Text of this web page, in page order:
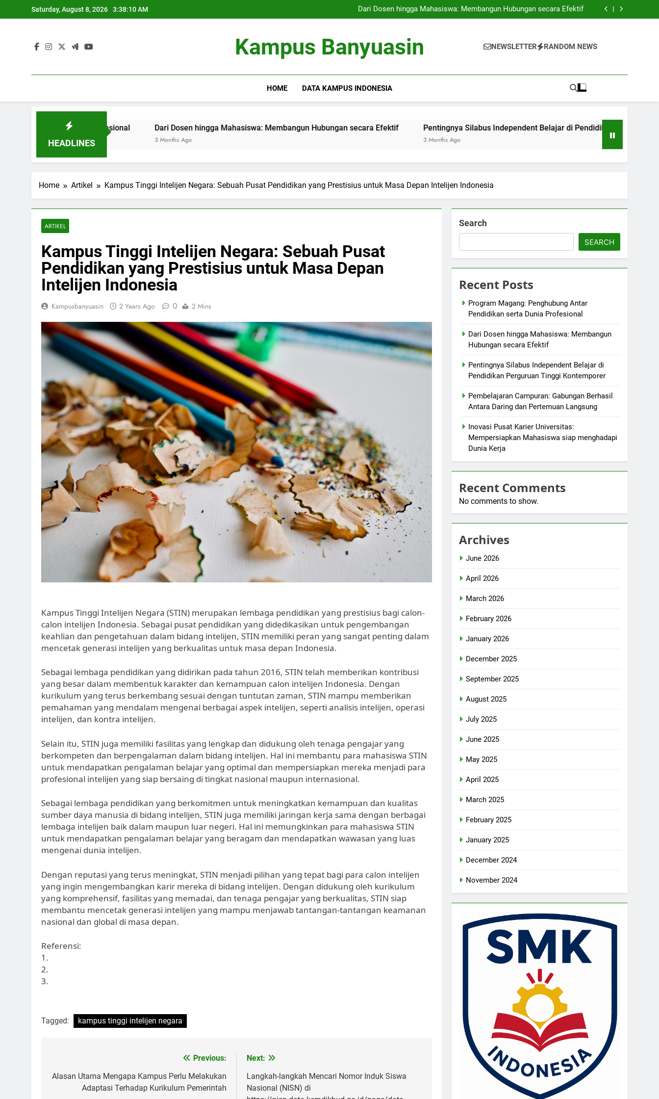
to
Saturday, August 8, 2026 3:38:11 AM
Dari Dosen hingga Mahasiswa: Membangun Hubungan secara Efektif
Pentingnya Silabus Independent Belajar di Pendidikan Perguruan Tinggi
Dari Dosen hingga Mahasiswa: Membangun Hubungan secara Efektif
Pentingnya Silabus Independent Belajar di Pendidikan Perguruan Tinggi
Kampus Banyuasin NEWSLETTER RANDOM NEWS
HOME DATA KAMPUS INDONESIA
HEADLINES
Dunia Profesional Dari Dosen hingga Mahasiswa: Membangun Hubungan secara Efektif Pentingnya Silabus Independent Belajar di Pendidikan Perguruan Tinggi
Home Artikel Kampus Tinggi Intelijen Negara: Sebuah Pusat Pendidikan yang Prestisius untuk Masa Depan Intelijen Indonesia
ARTIKEL
Kampus Tinggi Intelijen Negara: Sebuah Pusat
Pendidikan yang Prestisius untuk Masa Depan
Intelijen Indonesia
Kampusbanyuasin 2 Years Ago 0 2 Mins
Kampus Tinggi Intelijen Negara (STIN) merupakan lembaga pendidikan yang prestisius bagi calon-
calon intelijen Indonesia. Sebagai pusat pendidikan yang didedikasikan untuk pengembangan
keahlian dan pengetahuan dalam bidang intelijen, STIN memiliki peran yang sangat penting dalam
mencetak generasi intelijen yang berkualitas untuk masa depan Indonesia.
Sebagai lembaga pendidikan yang didirikan pada tahun 2016, STIN telah memberikan kontribusi
yang besar dalam membentuk karakter dan kemampuan calon intelijen Indonesia. Dengan
kurikulum yang terus berkembang sesuai dengan tuntutan zaman, STIN mampu memberikan
pemahaman yang mendalam mengenai berbagai aspek intelijen, seperti analisis intelijen, operasi
intelijen, dan kontra intelijen.
Selain itu, STIN juga memiliki fasilitas yang lengkap dan didukung oleh tenaga pengajar yang
berkompeten dan berpengalaman dalam bidang intelijen. Hal ini membantu para mahasiswa STIN
untuk mendapatkan pengalaman belajar yang optimal dan mempersiapkan mereka menjadi para
profesional intelijen yang siap bersaing di tingkat nasional maupun internasional.
Sebagai lembaga pendidikan yang berkomitmen untuk meningkatkan kemampuan dan kualitas
sumber daya manusia di bidang intelijen, STIN juga memiliki jaringan kerja sama dengan berbagai
lembaga intelijen baik dalam maupun luar negeri. Hal ini memungkinkan para mahasiswa STIN
untuk mendapatkan pengalaman belajar yang beragam dan mendapatkan wawasan yang luas
mengenai dunia intelijen.
Dengan reputasi yang terus meningkat, STIN menjadi pilihan yang tepat bagi para calon intelijen
yang ingin mengembangkan karir mereka di bidang intelijen. Dengan didukung oleh kurikulum
yang komprehensif, fasilitas yang memadai, dan tenaga pengajar yang berkualitas, STIN siap
membantu mencetak generasi intelijen yang mampu menjawab tantangan-tantangan keamanan
nasional dan global di masa depan.
Referensi:
1.
2.
3.
Tagged: kampus tinggi intelijen negara
navigation
Previous:
Alasan Utama Mengapa Kampus Perlu Melakukan
Adaptasi Terhadap Kurikulum Pemerintah
Next:
Langkah-langkah Mencari Nomor Induk Siswa
Nasional (NISN) di
Search
SEARCH
Recent Posts
Program Magang: Penghubung Antar
Pendidikan serta Dunia Profesional
Dari Dosen hingga Mahasiswa: Membangun
Hubungan secara Efektif
Pentingnya Silabus Independent Belajar di
Pendidikan Perguruan Tinggi Kontemporer
Pembelajaran Campuran: Gabungan Berhasil
Antara Daring dan Pertemuan Langsung
Inovasi Pusat Karier Universitas:
Mempersiapkan Mahasiswa siap menghadapi
Dunia Kerja
Recent Comments
No comments to show.
Archives
June 2026
April 2026
March 2026
February 2026
January 2026
December 2025
September 2025
August 2025
July 2025
June 2025
May 2025
April 2025
March 2025
February 2025
January 2025
December 2024
November 2024